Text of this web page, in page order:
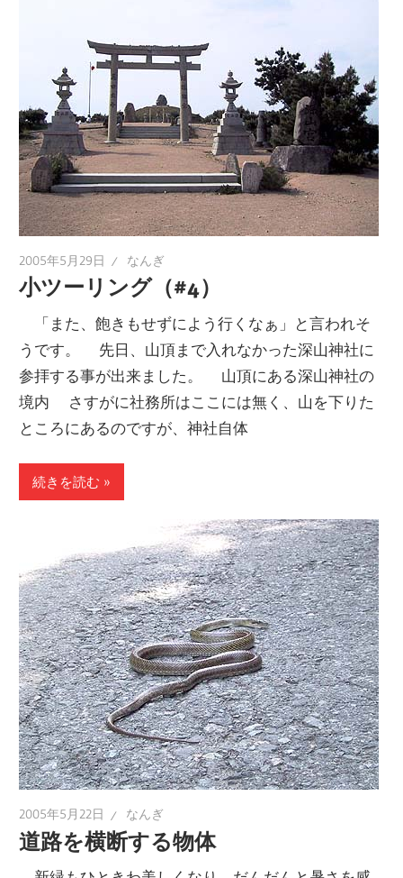
2005年5月29日 なんぎ
小ツーリング（#4）
「また、飽きもせずによう行くなぁ」と言われそ
うです。 先日、山頂まで入れなかった深山神社に
参拝する事が出来ました。 山頂にある深山神社の
境内 さすがに社務所はここには無く、山を下りた
ところにあるのですが、神社自体
続きを読む
2005年5月22日 なんぎ
道路を横断する物体